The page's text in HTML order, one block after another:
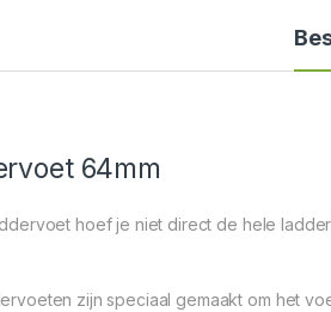
64mm
hoef je niet direct de hele
zijn speciaal gemaakt om het